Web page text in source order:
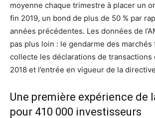
moyenne chaque trimestre à placer un
fin 2019, un bond de plus de 50 % par
années précédentes. Les données de
pas plus loin : le gendarme des marchés
collecte les déclarations de transactions
2018 et l’entrée en vigueur de la
Une première expérience de
pour 410 000 investisseurs